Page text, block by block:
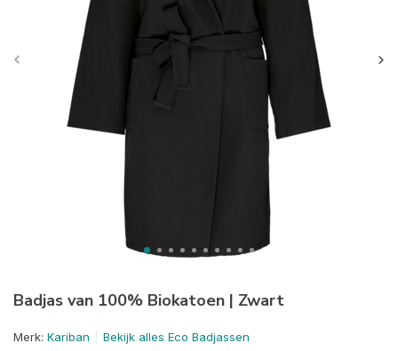
Badjas van 100% Biokatoen | Zwart
Merk: Kariban Bekijk alles Eco Badjassen